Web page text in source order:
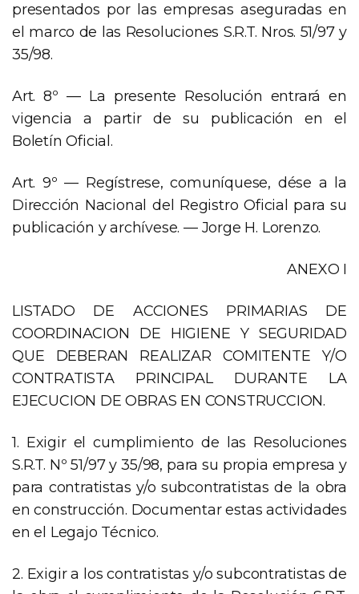
presentados por las empresas aseguradas en
el marco de las Resoluciones S.R.T. Nros. 51/97 y
35/98.
Art. 8º — La presente Resolución entrará en
vigencia a partir de su publicación en el
Boletín Oficial.
Art. 9º — Regístrese, comuníquese, dése a la
Dirección Nacional del Registro Oficial para su
publicación y archívese. — Jorge H. Lorenzo.
ANEXO I
LISTADO DE ACCIONES PRIMARIAS DE
COORDINACION DE HIGIENE Y SEGURIDAD
QUE DEBERAN REALIZAR COMITENTE Y/O
CONTRATISTA PRINCIPAL DURANTE LA
EJECUCION DE OBRAS EN CONSTRUCCION.
1. Exigir el cumplimiento de las Resoluciones
S.R.T. Nº 51/97 y 35/98, para su propia empresa y
para contratistas y/o subcontratistas de la obra
en construcción. Documentar estas actividades
en el Legajo Técnico.
2. Exigir a los contratistas y/o subcontratistas de